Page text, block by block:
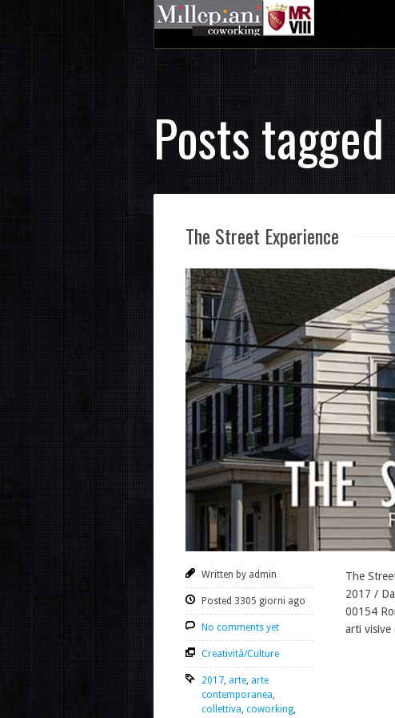
Posts
The Street Experience
Written by admin
Posted 3305 giorni ago
No comments yet
Creatività/Culture
2017, arte, arte
contemporanea,
collettiva, coworking,
The
2017 /
00154
arti visive